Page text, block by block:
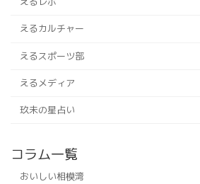
えるカルチャー
えるスポーツ部
えるメディア
玖未の星占い
コラム一覧
おいしい相模湾